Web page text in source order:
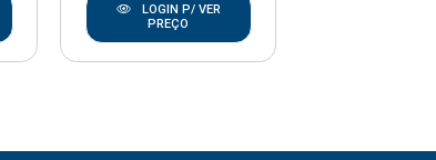
LOGIN P/ VER
PREÇO